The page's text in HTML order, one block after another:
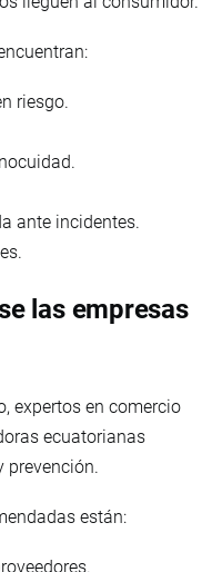
riesgo.
ante incidentes.
las empresas
expertos en comercio
ecuatorianas
prevención.
están: